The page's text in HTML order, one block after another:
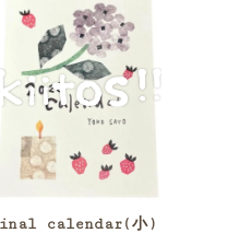
calendar(小)